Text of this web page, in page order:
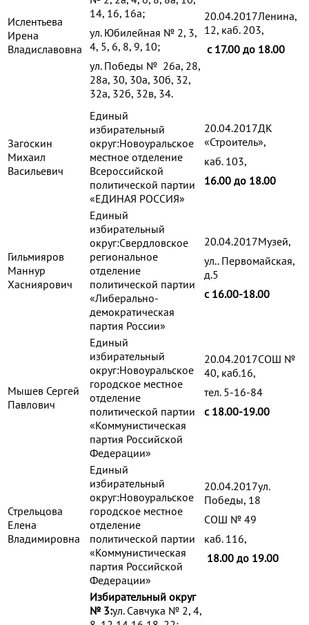
Ислентьева
Ирена
Владиславовна
14, 16, 16а;
ул. Юбилейная № 2, 3,
4, 5, 6, 8, 9, 10;
ул. Победы № 26а, 28,
28а, 30, 30а, 30б, 32,
32а, 32б, 32в, 34.
20.04.2017Ленина,
12, каб. 203,
с 17.00 до 18.00
Загоскин
Михаил
Васильевич
Единый
избирательный
округ:Новоуральское
местное отделение
Всероссийской
политической партии
«ЕДИНАЯ РОССИЯ»
20.04.2017ДК
«Строитель»,
каб. 103,
16.00 до 18.00
Гильмияров
Маннур
Хасниярович
Единый
избирательный
округ:Свердловское
региональное
отделение
политической партии
«Либерально-
демократическая
партия России»
20.04.2017Музей,
ул.. Первомайская,
д.5
с 16.00-18.00
Мышев Сергей
Павлович
Единый
избирательный
округ:Новоуральское
городское местное
отделение
политической партии
«Коммунистическая
партия Российской
Федерации»
20.04.2017СОШ №
40, каб.16,
тел. 5-16-84
с 18.00-19.00
Стрельцова
Елена
Владимировна
Единый
избирательный
округ:Новоуральское
городское местное
отделение
политической партии
«Коммунистическая
партия Российской
Федерации»
20.04.2017ул.
Победы, 18
СОШ № 49
каб. 116,
18.00 до 19.00
Избирательный округ
№ 3:ул. Савчука № 2, 4,